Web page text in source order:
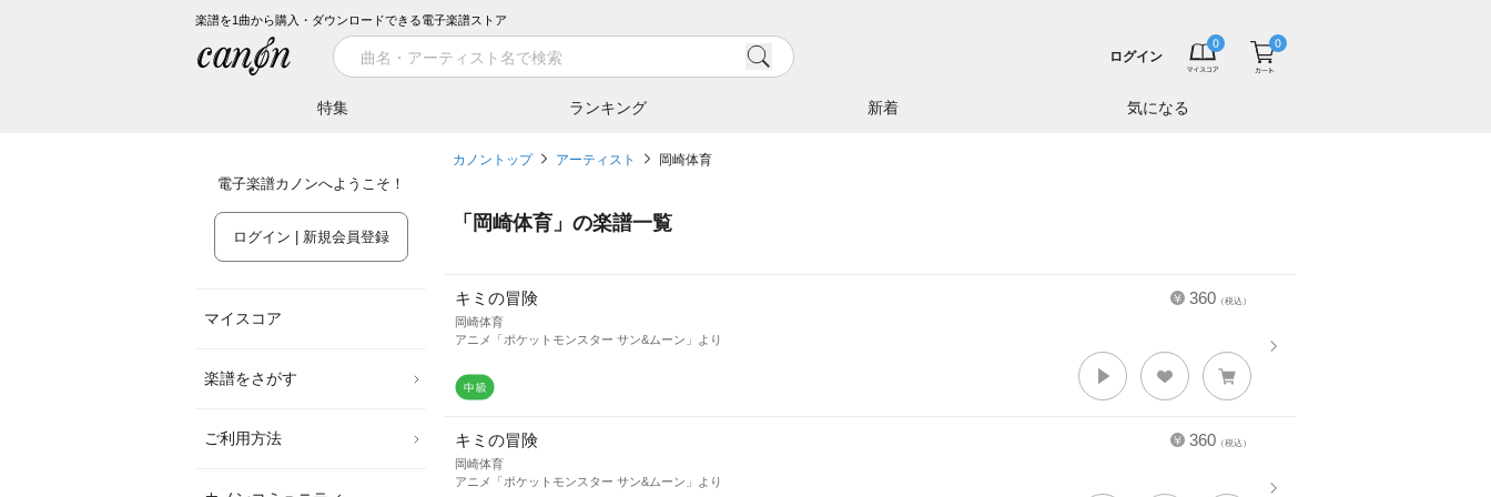
楽譜を1曲から購入・ダウンロードできる電子楽譜ストア
特集 ランキング 新着 気になる
ログイン
電子楽譜カノンへようこそ！
ログイン | 新規会員登録
マイスコア
楽譜をさがす
ご利用方法
カノントップ アーティスト 岡崎体育
「 岡崎体育 」の楽譜一覧
360 （税込）
キミの冒険
岡崎体育
アニメ「ポケットモンスター サン&ムーン」より
360 （税込）
キミの冒険
岡崎体育
アニメ「ポケットモンスター サン&ムーン」より